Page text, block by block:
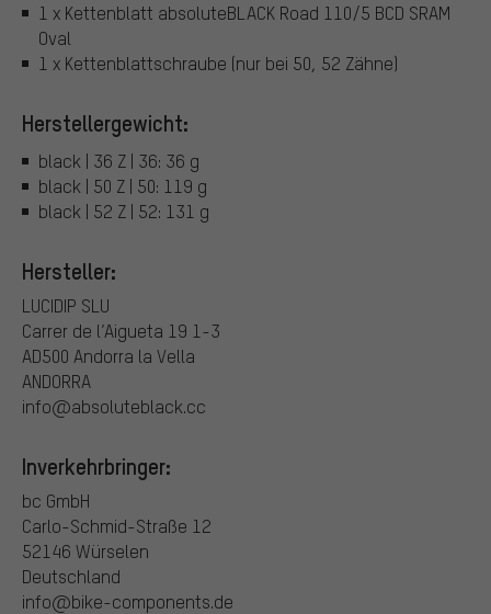
1 x Kettenblatt absoluteBLACK Road 110/5 BCD SRAM
Oval
1 x Kettenblattschraube (nur bei 50, 52 Zähne)
Herstellergewicht:
black | 36 Z | 36: 36 g
black | 50 Z | 50: 119 g
black | 52 Z | 52: 131 g
Hersteller:
LUCIDIP SLU
Carrer de l’Aigueta 19 1-3
AD500 Andorra la Vella
ANDORRA
info@absoluteblack.cc
Inverkehrbringer:
bc GmbH
Carlo-Schmid-Straße 12
52146 Würselen
Deutschland
info@bike-components.de